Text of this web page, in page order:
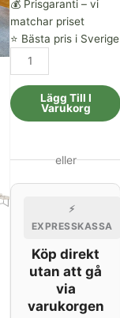
💰 Prisgaranti – vi
matchar priset
⭐ Bästa pris i Sverige
Soffbordssats
2
st.
vardagsrumsbord
metall
svart
Lägg Till I
Varukorg
eller
⚡
EXPRESSKASSA
Köp direkt
utan att gå
via
varukorgen